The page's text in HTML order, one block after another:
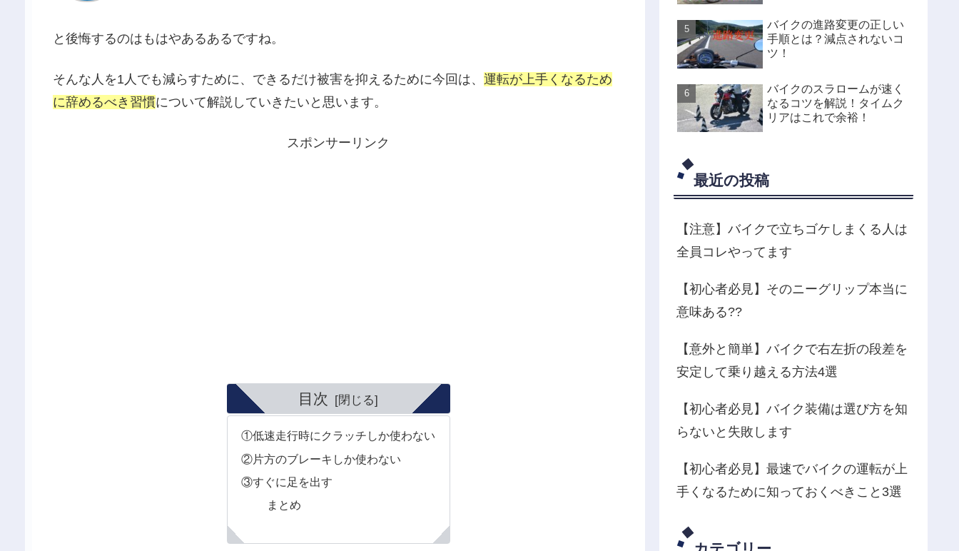
と後悔するのはもはやあるあるですね。
そんな人を1人でも減らすために、できるだけ被害を抑えるために今回は、 運転が上手くなるため
に辞めるべき習慣について解説していきたいと思います。
スポンサーリンク
目次
①低速走行時にクラッチしか使わない
②片方のブレーキしか使わない
③すぐに足を出す
まとめ
バイクの進路変更の正しい
手順とは？減点されないコ
ツ！
バイクのスラロームが速く
なるコツを解説！タイムク
リアはこれで余裕！
最近の投稿
【注意】バイクで立ちゴケしまくる人は
全員コレやってます
【初心者必見】そのニーグリップ本当に
意味ある??
【意外と簡単】バイクで右左折の段差を
安定して乗り越える方法4選
【初心者必見】バイク装備は選び方を知
らないと失敗します
【初心者必見】最速でバイクの運転が上
手くなるために知っておくべきこと3選